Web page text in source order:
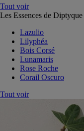
Tout voir
Les Essences de Diptyque
Lazulio
Lilyphéa
Bois Corsé
Lunamaris
Rose Roche
Corail Oscuro
Tout voir